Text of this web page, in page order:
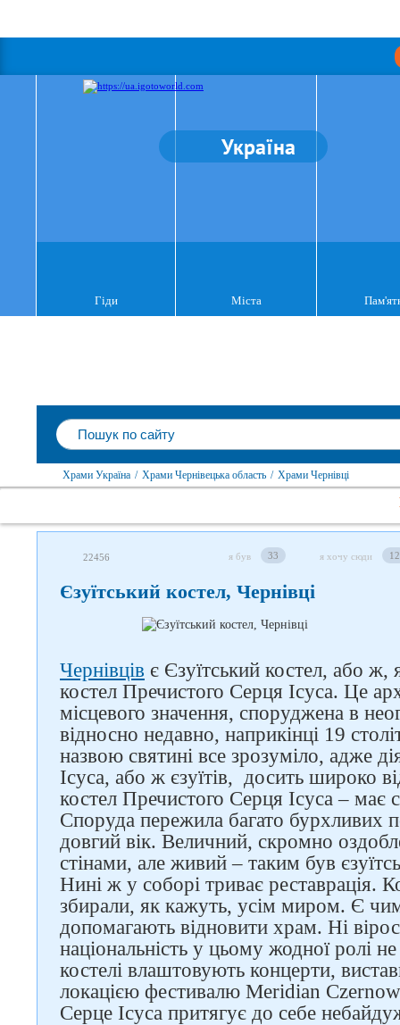
Україна
Гіди Міста
Храми Україна / Храми Чернівецька область / Храми Чернівці
22456 я був 33 я хочу сюди 12
Єзуїтський костел, Чернівці
Чернівців є Єзуїтський костел, або
костел Пречистого Серця Ісуса. Це
місцевого значення, споруджена в
відносно недавно, наприкінці 19
назвою святині все зрозуміло, адже
Ісуса, або ж єзуїтів, досить широко
костел Пречистого Серця Ісуса – має
Споруда пережила багато бурхливих
довгий вік. Величний, скромно
стінами, але живий – таким був
Нині ж у соборі триває реставрація.
збирали, як кажуть, усім миром. Є
допомагають відновити храм. Ні
національність у цьому жодної ролі
костелі влаштовують концерти,
локацією фестивалю Meridian
Серце Ісуса притягує до себе